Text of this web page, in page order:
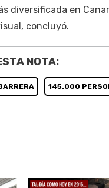
diversificada en
concluyó.
NOTA:
145.000